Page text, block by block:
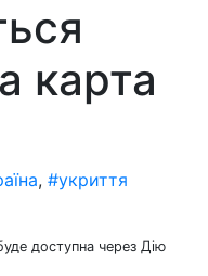
карта
, #укриття
доступна через Дію